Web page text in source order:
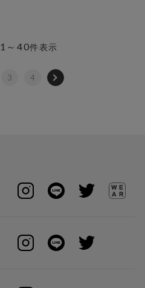
1～40件表示
3 4